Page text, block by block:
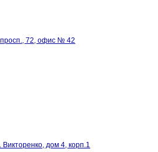
просп., 72, офис № 42
Викторенко, дом 4, корп.1